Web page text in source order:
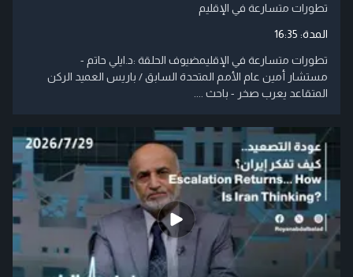
تطورات متسارعة في الإقليم
المدة: 16:35
تطورات متسارعة في الإقليمضيوف الحلقة :د.ايلي حاتم -
مستشار أمين عام الأمم المتحدة السابق / باريس العميد الركن
المتقاعد يعرب صخر - باحث ....